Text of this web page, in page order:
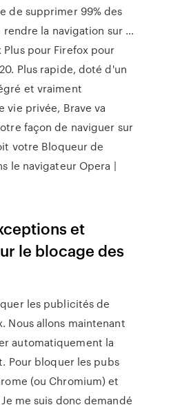
de supprimer 99% des
la navigation sur …
pour Firefox pour
Plus rapide, doté d'un
et vraiment
vie privée, Brave va
façon de naviguer sur
votre Bloqueur de
le navigateur Opera |
et
le blocage des
les publicités de
Nous allons maintenant
automatiquement la
Pour bloquer les pubs
(ou Chromium) et
Je me suis donc demandé